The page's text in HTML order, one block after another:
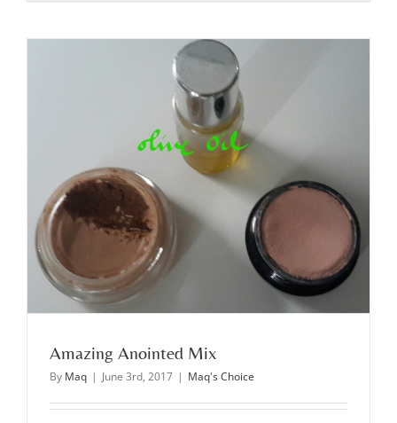
37
Amazing Anointed Mix
By Maq | June 3rd, 2017 | Maq's Choice